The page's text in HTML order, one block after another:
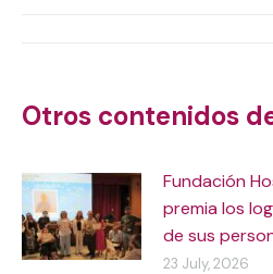
Otros contenidos
Fundación
premia los
de sus
23 July, 2026